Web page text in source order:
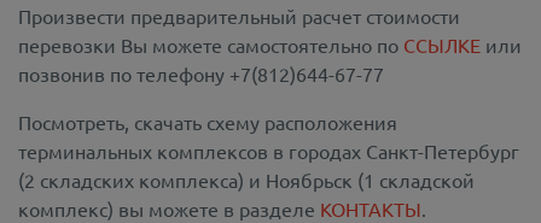
Произвести предварительный расчет стоимости
перевозки Вы можете самостоятельно по ССЫЛКЕ или
позвонив по телефону +7(812)644-67-77
Посмотреть, скачать схему расположения
терминальных комплексов в городах Санкт-Петербург
(2 складских комплекса) и Ноябрьск (1 складской
комплекс) вы можете в разделе КОНТАКТЫ.